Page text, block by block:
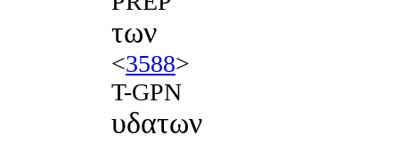
των
<3588>
T-GPN
υδατων